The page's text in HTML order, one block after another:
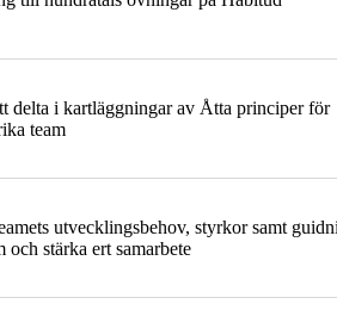
delta i kartläggningar av Åtta principer för
team
utvecklingsbehov, styrkor samt
stärka ert samarbete